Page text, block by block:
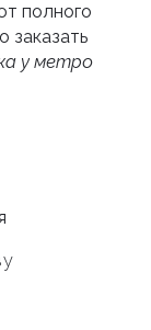
полного
заказать
у метро